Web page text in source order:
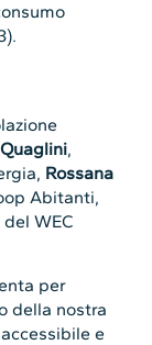
Quaglini,
Rossana
Abitanti,
WEC
per
della nostra
e